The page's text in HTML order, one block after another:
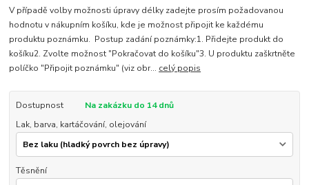
V případě volby možnosti úpravy délky zadejte prosím požadovanou
hodnotu v nákupním košíku, kde je možnost připojit ke každému
produktu poznámku. Postup zadání poznámky:1. Přidejte produkt do
košíku2. Zvolte možnost "Pokračovat do košíku"3. U produktu zaškrtněte
políčko "Připojit poznámku" (viz obr... celý popis
Dostupnost
Na zakázku do 14 dnů
Lak, barva, kartáčování, olejování
Těsnění